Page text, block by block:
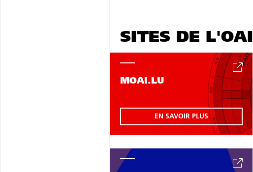
SITES DE L'OAI
MOAI.LU
EN SAVOIR PLUS